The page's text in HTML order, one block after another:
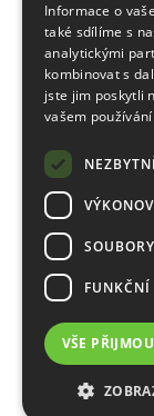
Informace o
také sdílíme s
analytickými
kombinovat s
jste jim poskytli
vašem
FUNKČNÍ
VŠE